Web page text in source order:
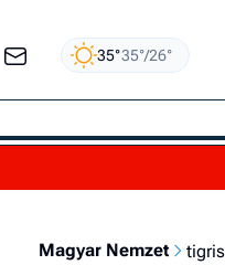
35°35°/26°
Magyar Nemzet